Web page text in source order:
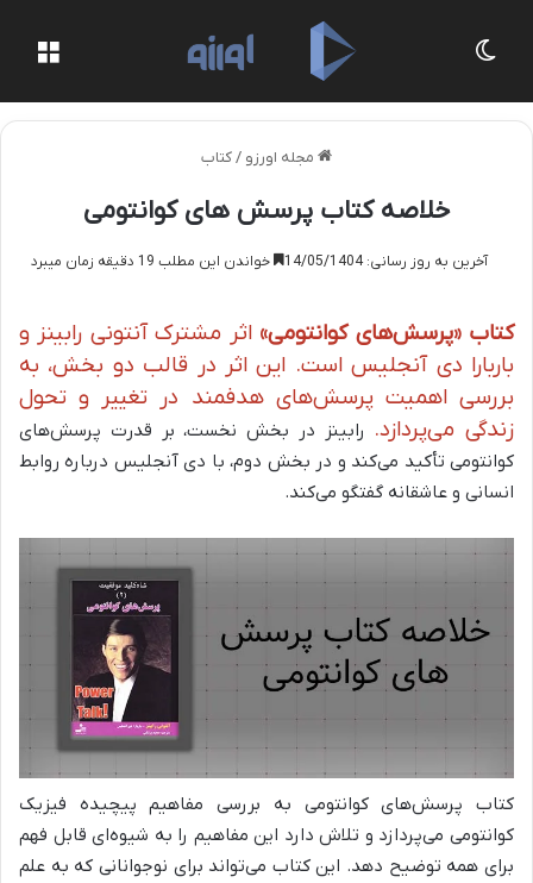
مجله اورزو /کتاب
خلاصه کتاب پرسش های کوانتومی
آخرین به روز رسانی: 14/05/1404 خواندن این مطلب 19 دقیقه زمان میبرد
کتاب «پرسش‌های کوانتومی» اثر مشترک آنتونی رابینز و
باربارا دی آنجلیس است. این اثر در قالب دو بخش، به
بررسی اهمیت پرسش‌های هدفمند در تغییر و تحول
زندگی می‌پردازد. رابینز در بخش نخست، بر قدرت پرسش‌های
کوانتومی تأکید می‌کند و در بخش دوم، با دی آنجلیس درباره روابط
انسانی و عاشقانه گفتگو می‌کند.
کتاب پرسش‌های کوانتومی به بررسی مفاهیم پیچیده فیزیک
کوانتومی می‌پردازد و تلاش دارد این مفاهیم را به شیوه‌ای قابل فهم
برای همه توضیح دهد. این کتاب می‌تواند برای نوجوانانی که به علم